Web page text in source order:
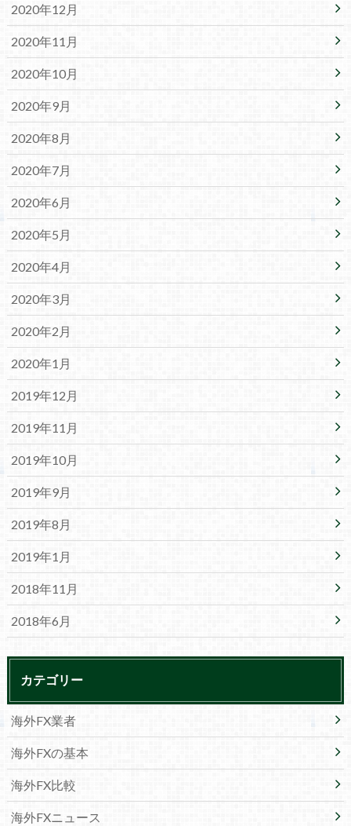
2020年12月
2020年11月
2020年10月
2020年9月
2020年8月
2020年7月
2020年6月
2020年5月
2020年4月
2020年3月
2020年2月
2020年1月
2019年12月
2019年11月
2019年10月
2019年9月
2019年8月
2019年1月
2018年11月
2018年6月
カテゴリー
海外FX業者
海外FXの基本
海外FX比較
海外FXニュース